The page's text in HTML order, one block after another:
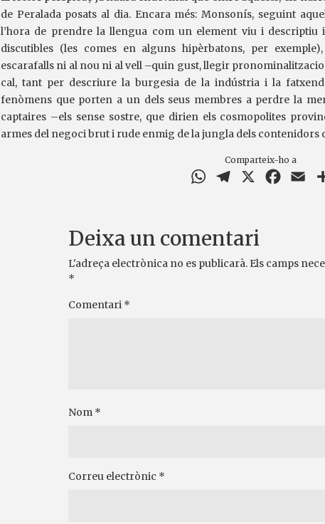
de Peralada posats al dia. Encara més: Monsonís, seguint
l’hora de prendre la llengua com un element viu i descriptiu
discutibles (les comes en alguns hipèrbatons, per
escarafalls ni al nou ni al vell –quin gust, llegir
cal, tant per descriure la burgesia de la indústria i la
fenòmens que porten a un dels seus membres a perdre la
captaires –els sense sostre, que dirien els cosmopolites
armes del negoci brut i rude enmig de la jungla dels contenidors
Comparteix-ho a
WhatsAppTelegram
Deixa un comentari
L'adreça electrònica no es publicarà. Els camps
*
Comentari *
Nom *
Correu electrònic *